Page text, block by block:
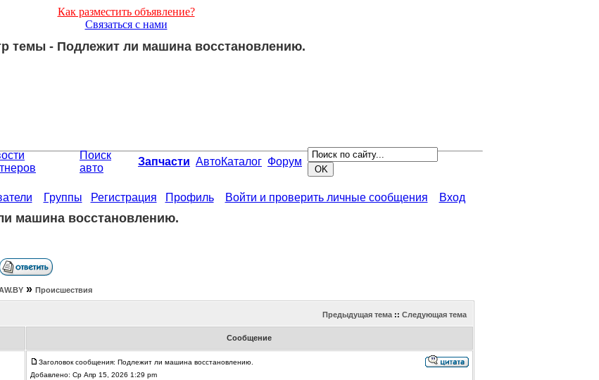
Как разместить объявление?
Связаться с нами
темы - Подлежит ли машина восстановлению.
Поиск
авто
Запчасти АвтоКаталог Форум
Группы Регистрация Профиль Войти и проверить личные сообщения Вход
машина восстановлению.
» Происшествия
Предыдущая тема:: Следующая тема
Сообщение
Заголовок сообщения: Подлежит ли машина восстановлению.
Добавлено: Ср Апр 15, 2026 1:29 pm